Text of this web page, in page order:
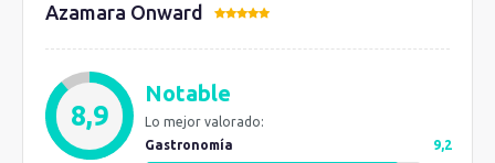
Azamara Onward
8,9
Notable
Lo mejor valorado:
Gastronomía
9,2